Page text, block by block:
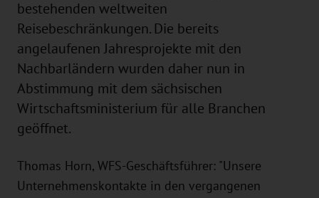
bestehenden weltweiten
Reisebeschränkungen. Die bereits
angelaufenen Jahresprojekte mit den
Nachbarländern wurden daher nun in
Abstimmung mit dem sächsischen
Wirtschaftsministerium für alle Branchen
geöffnet.
Thomas Horn, WFS-Geschäftsführer: "Unsere
Unternehmenskontakte in den vergangenen